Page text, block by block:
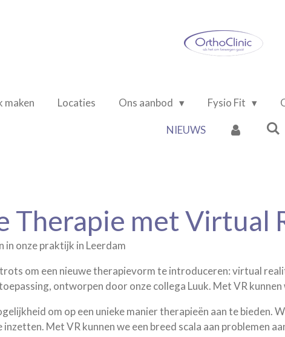
maken Locaties Ons aanbod Fysio Fit
NIEUWS
Therapie met Virtual
onze praktijk in Leerdam
om een nieuwe therapievorm te introduceren: virtual
ontworpen door onze collega Luuk. Met VR
om op een unieke manier therapieën aan te bieden.
Met VR kunnen we een breed scala aan problemen